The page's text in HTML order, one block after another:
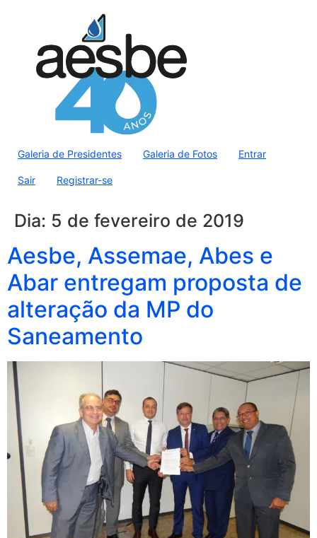
Galeria de Presidentes Galeria de Fotos Entrar
Sair Registrar-se
Dia: 5 de fevereiro de 2019
Aesbe, Assemae, Abes e
Abar entregam proposta de
alteração da MP do
Saneamento